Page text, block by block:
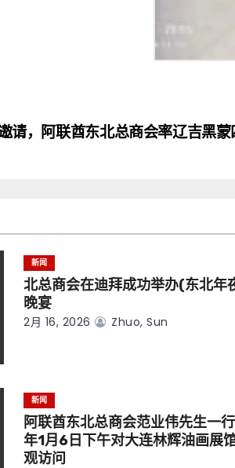
请，阿联酋东北总商会率辽吉黑
新闻
北总商会在迪拜成功举办(东北年
晚宴
2月 16, 2026 Zhuo, Sun
新闻
阿联酋东北总商会范业伟先生一
年1月6日下午对大连林辉油画展
观访问